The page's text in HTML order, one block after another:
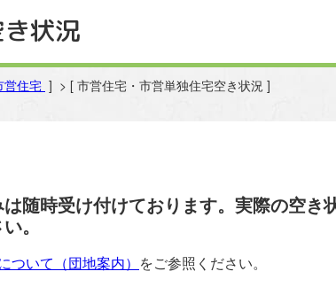
状況
営住宅 ] > [ 市営住宅・市営単独住宅空き状況 ]
随時受け付けております。実際の空き
。
ついて（団地案内） をご参照ください。